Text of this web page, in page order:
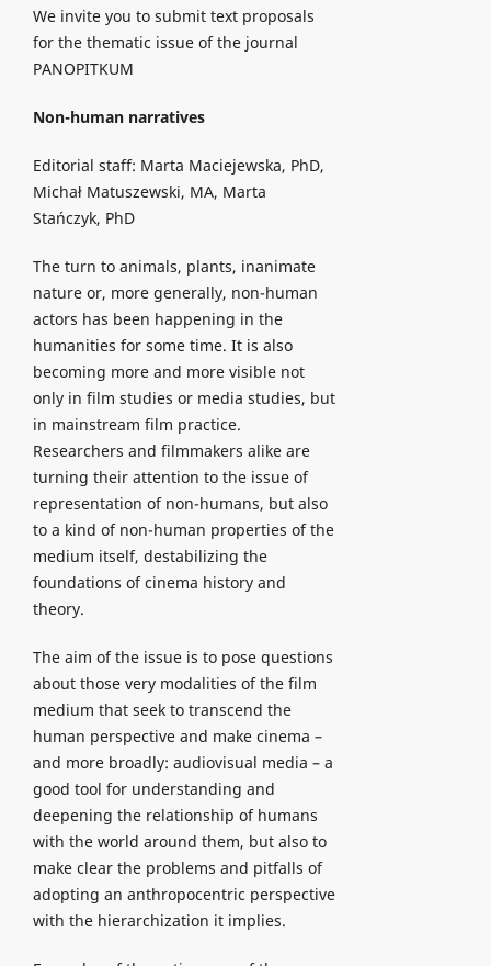
We invite you to submit text proposals
for the thematic issue of the journal
PANOPITKUM
Non-human narratives
Editorial staff: Marta Maciejewska, PhD,
Michał Matuszewski, MA, Marta
Stańczyk, PhD
The turn to animals, plants, inanimate
nature or, more generally, non-human
actors has been happening in the
humanities for some time. It is also
becoming more and more visible not
only in film studies or media studies, but
in mainstream film practice.
Researchers and filmmakers alike are
turning their attention to the issue of
representation of non-humans, but also
to a kind of non-human properties of the
medium itself, destabilizing the
foundations of cinema history and
theory.
The aim of the issue is to pose questions
about those very modalities of the film
medium that seek to transcend the
human perspective and make cinema –
and more broadly: audiovisual media – a
good tool for understanding and
deepening the relationship of humans
with the world around them, but also to
make clear the problems and pitfalls of
adopting an anthropocentric perspective
with the hierarchization it implies.